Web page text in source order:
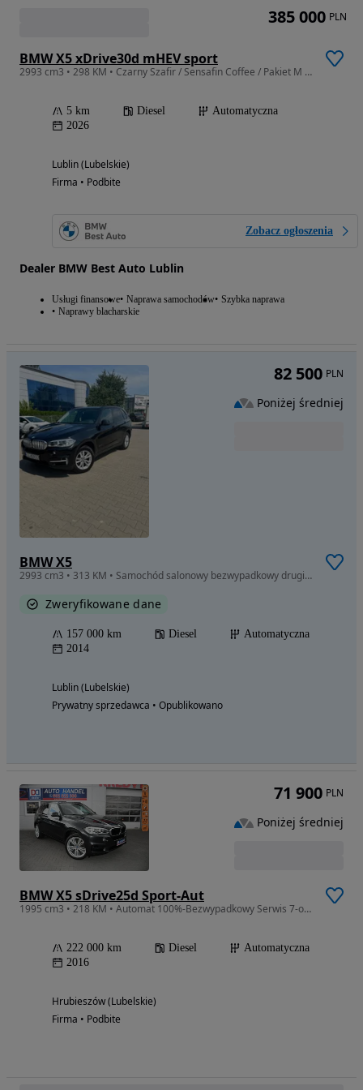
BMW X5 xDrive30d mHEV sport
2993 cm3 • 298 KM • Czarny Szafir / Sensafin Coffee / Pakiet M PRO / Innowacji
5 km Diesel
Automatyczna
2026
Lublin (Lubelskie)
Firma • Podbite
Zobacz ogłoszenia
Dealer BMW Best Auto Lublin
Usługi finansowe Naprawa samochodów Szybka naprawa
Naprawy blacharskie
385 000 PLN
BMW X5
2993 cm3 • 313 KM • Samochód salonowy bezwypadkowy drugi właściciel od 2017 roku, hak
Zweryfikowane dane
157 000 km Diesel
Automatyczna
2014
Lublin (Lubelskie)
Prywatny sprzedawca • Opublikowano
82 500 PLN
Poniżej średniej
BMW X5 sDrive25d Sport-Aut
1995 cm3 • 218 KM • Automat 100%-Bezwypadkowy Serwis 7-osób Bi-Xenon LED Navi Skóra Euro-6
222 000 km Diesel
Automatyczna
2016
Hrubieszów (Lubelskie)
Firma • Podbite
71 900 PLN
Poniżej średniej